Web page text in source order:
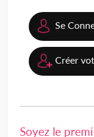
Se
Créer
Soyez le